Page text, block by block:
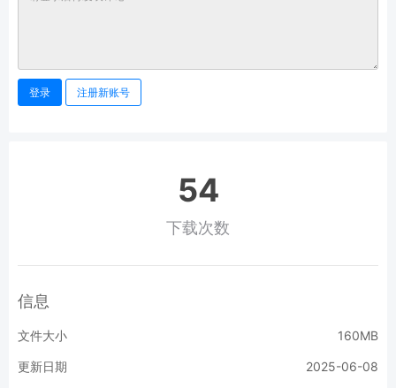
登录 注册新账号
54
下载次数
信息
文件大小 160MB
更新日期 2025-06-08